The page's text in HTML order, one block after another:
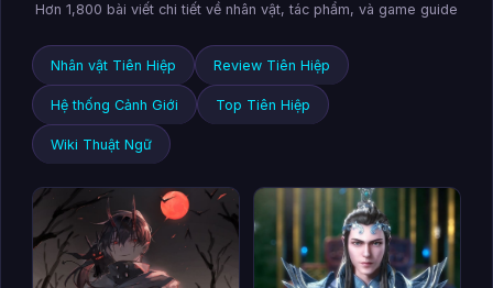
Hơn 1,800 bài viết chi tiết về nhân vật, tác phẩm, và game guide
Nhân vật Tiên Hiệp Review Tiên Hiệp
Hệ thống Cảnh Giới Top Tiên Hiệp
Wiki Thuật Ngữ